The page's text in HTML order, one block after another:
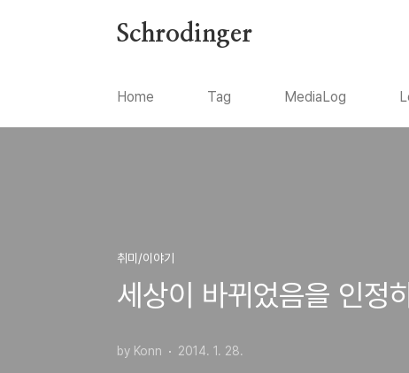
Schrodinger
Home Tag MediaLog
취미/이야기
세상이 바뀌었음을 인정
by Konn 2014. 1. 28.